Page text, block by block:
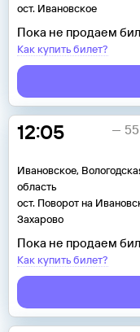
ост. Ивановское
Пока не продаем
Как купить билет?
12:05
Ивановское,
область
ост. Поворот на
Захарово
Пока не продаем
Как купить билет?